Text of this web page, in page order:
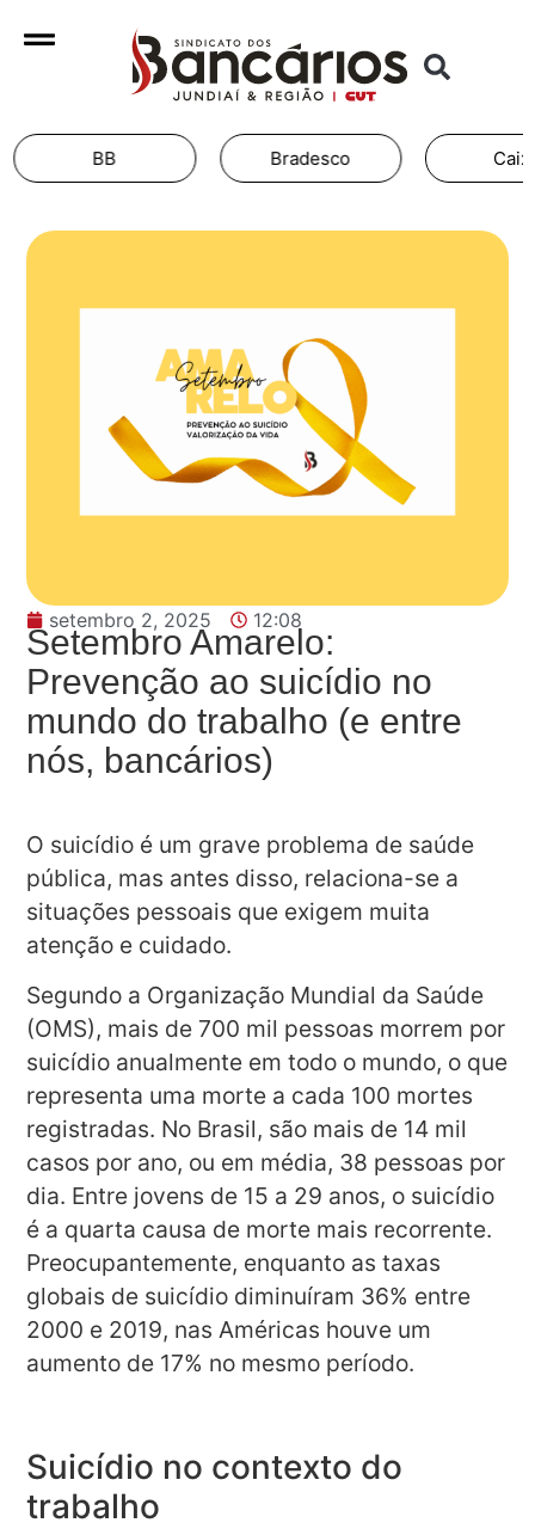
Bradesco Caixa
setembro 2, 2025 12:08
Setembro Amarelo:
Prevenção ao suicídio no
mundo do trabalho (e entre
nós, bancários)
O suicídio é um grave problema de saúde
pública, mas antes disso, relaciona-se a
situações pessoais que exigem muita
atenção e cuidado.
Segundo a Organização Mundial da Saúde
(OMS), mais de 700 mil pessoas morrem por
suicídio anualmente em todo o mundo, o que
representa uma morte a cada 100 mortes
registradas. No Brasil, são mais de 14 mil
casos por ano, ou em média, 38 pessoas por
dia. Entre jovens de 15 a 29 anos, o suicídio
é a quarta causa de morte mais recorrente.
Preocupantemente, enquanto as taxas
globais de suicídio diminuíram 36% entre
2000 e 2019, nas Américas houve um
aumento de 17% no mesmo período.
Suicídio no contexto do
trabalho